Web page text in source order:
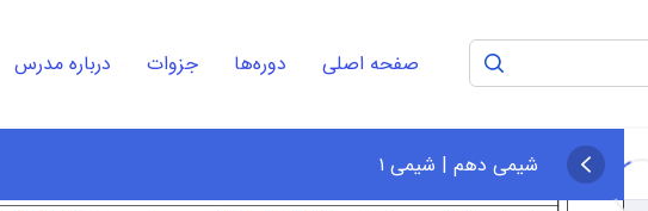
صفحه اصلی دوره‌ها جزوات درباره مدرس
شیمی دهم | شیمی ۱